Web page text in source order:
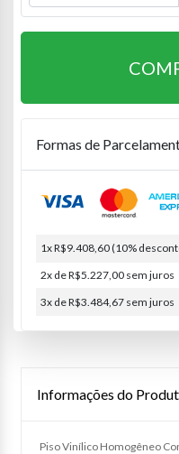
Formas de
1x R$9.408,60(10%
2x de R$5.227,00 sem juros
3x de R$3.484,67 sem juros
Informações do
Piso Vinílico Homogêneo